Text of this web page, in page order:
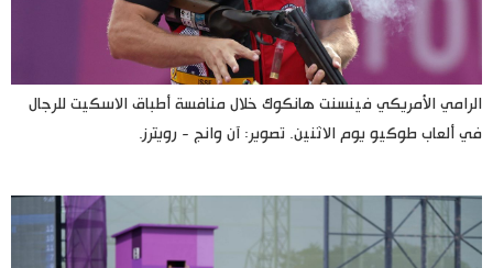
الرامي الأمريكي فينسنت هانكوك خلال منافسة أطباق الاسكيت للرجال
في ألعاب طوكيو يوم الاثنين. تصوير: آن وانج - رويترز.